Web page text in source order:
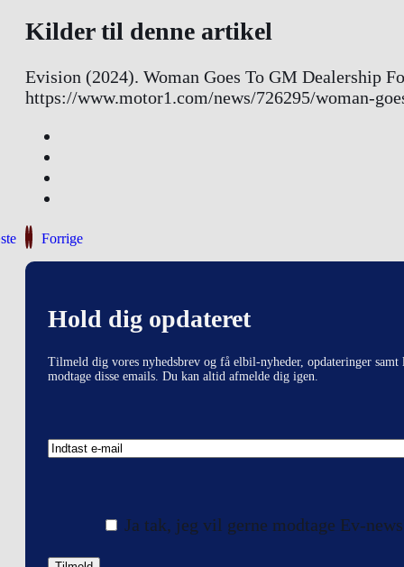
Kilder til denne artikel
Evision (2024). Woman Goes To GM Dealership
https://www.motor1.com/news/726295/woman-
Forrige
Hold dig opdateret
Tilmeld dig vores nyhedsbrev og få elbil-nyheder, opdateringer
modtage disse emails. Du kan altid afmelde dig igen.
Ja tak, jeg vil gerne modtage Ev-